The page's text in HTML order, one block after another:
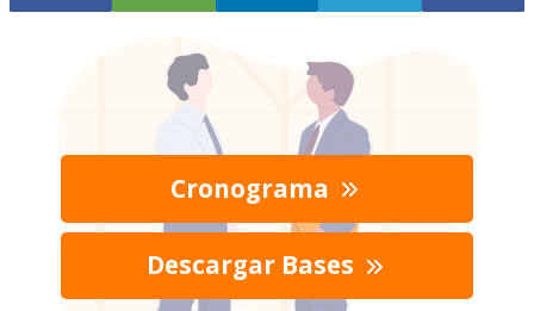
Cronograma
Descargar Bases